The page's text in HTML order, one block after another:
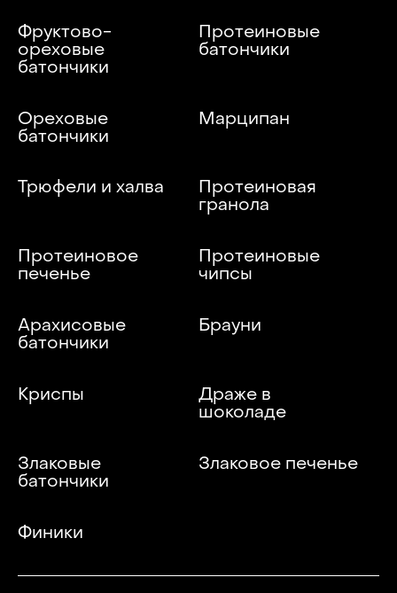
Фруктово-
ореховые
батончики
Протеиновые
батончики
Ореховые
батончики
Марципан
Трюфели и халва
Протеиновая
гранола
Протеиновое
печенье
Протеиновые
чипсы
Арахисовые
батончики
Брауни
Криспы
Драже в
шоколаде
Злаковые
батончики
Злаковое печенье
Финики